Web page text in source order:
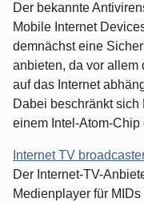
Der bekannte
Mobile Internet
demnächst eine
anbieten, da vor allem
auf das Internet
Dabei beschränkt
einem Intel-Atom-
Internet TV
Der Internet-TV-
Medienplayer für